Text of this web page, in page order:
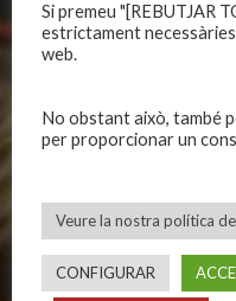
CALENDARIS
Equips federats
Categories inferiors
Partits a casa
Si premeu "[REBUTJAR
estrictament
web.
No obstant això, també
per proporcionar un
Veure la nostra política
CONFIGURAR